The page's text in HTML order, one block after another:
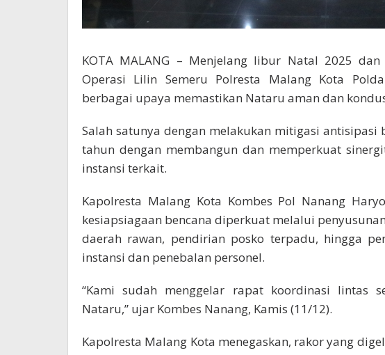
KOTA MALANG – Menjelang libur Natal 2025
Operasi Lilin Semeru Polresta Malang Kota
berbagai upaya memastikan Nataru aman dan
Salah satunya dengan melakukan mitigasi
tahun dengan membangun dan memperkuat
instansi terkait.
Kapolresta Malang Kota Kombes Pol Nanang
kesiapsiagaan bencana diperkuat melalui
daerah rawan, pendirian posko terpadu, hingga
instansi dan penebalan personel.
“Kami sudah menggelar rapat koordinasi lintas
Nataru,” ujar Kombes Nanang, Kamis (11/12).
Kapolresta Malang Kota menegaskan, rakor yang